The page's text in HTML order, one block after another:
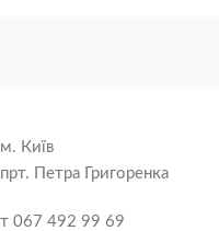
м. Київ
прт. Петра Григоренка
т 067 492 99 69